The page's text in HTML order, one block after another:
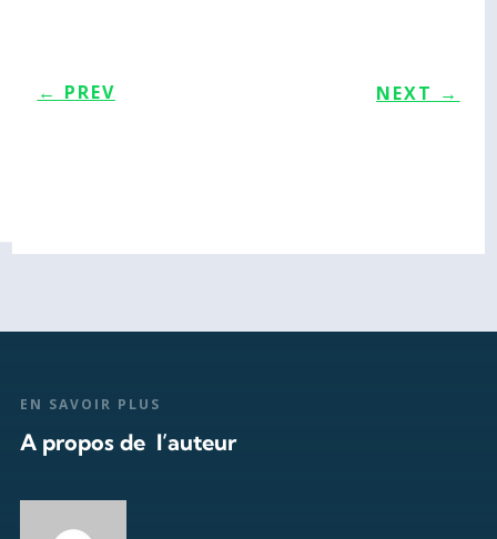
← PREV NEXT →
EN SAVOIR PLUS
A propos de l’auteur